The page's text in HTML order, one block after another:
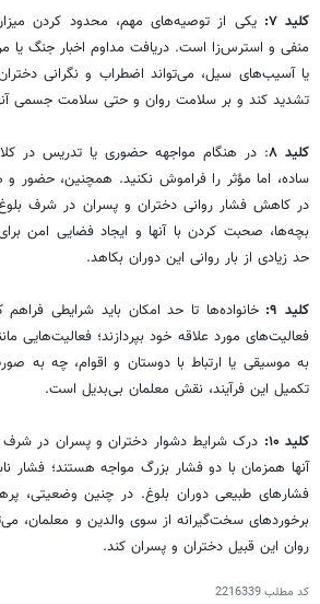
کلید ۷:
یکی از توصیه‌های مهم، محدود کردن میزان
منفی و استرس‌زا است. دریافت مداوم اخبار جنگ یا
یا آسیب‌های سیل، می‌تواند اضطراب و نگرانی
تشدید کند و بر سلامت روان و حتی سلامت جسمی آنها
کلید ۸
: در هنگام مواجهه حضوری یا تدریس در
ساده، اما مؤثر را فراموش نکنید. همچنین، حضور
در کاهش فشار روانی دختران و پسران در شرف
بچه‌ها، صحبت کردن با آنها و ایجاد فضایی امن
حد زیادی از بار روانی این دوران بکاهد.
کلید ۹:
خانواده‌ها تا حد امکان باید شرایطی فراهم
فعالیت‌های مورد علاقه خود بپردازند؛ فعالیت‌هایی
به موسیقی یا ارتباط با دوستان و اقوام، چه به
تکمیل این فرآیند، نقش معلمان بی‌بدیل است.
کلید ۱۰:
درک شرایط دشوار دختران و پسران در شرف
آنها همزمان با دو فشار بزرگ مواجه هستند؛ فشار
فشارهای طبیعی دوران بلوغ. در چنین وضعیتی،
برخوردهای سخت‌گیرانه از سوی والدین و معلمان،
روان این قبیل دختران و پسران کند.
کد مطلب2216339